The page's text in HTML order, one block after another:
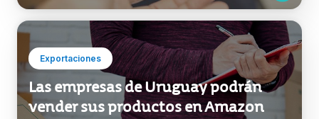
Exportaciones